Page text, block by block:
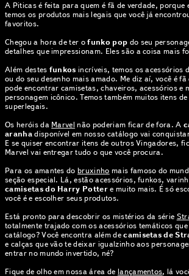
A Piticas é feita para quem é fã de verdade, porque
temos os produtos mais legais que você já
favoritos.
Chegou a hora de ter ofunko pop do seu
detalhes que impressionam. Eles são a coisa mais
Além destes funkos incríveis, temos os acessórios
ou do seu desenho mais amado. Me diz aí, você é fã
pode encontrar camisetas, chaveiros, acessórios e
personagem icônico. Temos também muitos itens
superlegais.
Os heróis da Marvel não poderiam ficar de fora. A
aranhadisponível em nosso catálogo vai
E se quiser encontrar itens de outros Vingadores,
Marvel vai entregar tudo o que você procura.
Para os amantes dobruxinho mais famoso do
seção especial. Lá, estão acessórios, funkos,
camisetas do Harry Potter e muito mais. É só
você é e escolher seus produtos.
Está pronto para descobrir os mistérios da série
totalmente trajado com os acessórios temáticos
catálogo? Você encontra além decamisetas de
e calças que vão te deixar igualzinho aos
entrar no mundo invertido, né?
Fique de olho em nossa área de lançamentos, lá